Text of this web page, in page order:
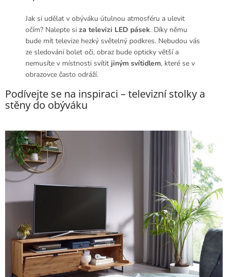
Jak si udělat v obýváku útulnou atmosféru a ulevit
očím? Nalepte si za televizi LED pásek. Díky němu
bude mít televize hezký světelný podkres. Nebudou vás
ze sledování bolet oči, obraz bude opticky větší a
nemusíte v místnosti svítit jiným svítidlem, které se v
obrazovce často odráží.
Podívejte se na inspiraci – televizní stolky a
stěny do obýváku